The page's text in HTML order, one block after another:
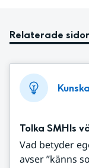
Relaterade sidor
Tolka SMHIs
Vad betyder
avser ”känns